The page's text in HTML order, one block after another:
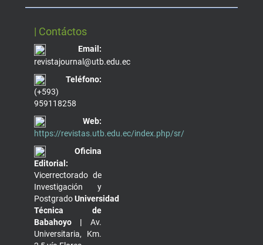
| Contáctos
Email:
revistajournal@utb.edu.ec
Teléfono:
(+593)
959118258
Web:
https://revistas.utb.edu.ec/index.php/sr/
Oficina
Editorial:
Vicerrectorado de
Investigación y
PostgradoUniversidad
Técnica de
Babahoyo | Av.
Universitaria, Km.